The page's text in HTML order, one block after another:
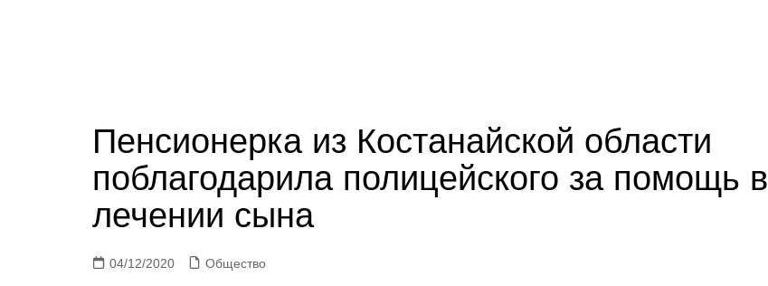
Пенсионерка из Костанайской области
поблагодарила полицейского за помощь в
лечении сына
04/12/2020 Общество